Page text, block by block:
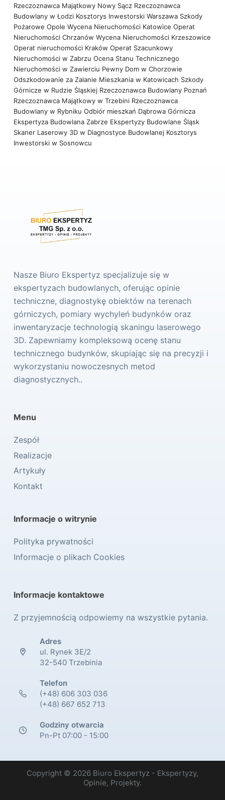
Rzeczoznawca Majątkowy Nowy Sącz Rzeczoznawca
Budowlany w Łodzi Kosztorys Inwestorski Warszawa Szkody
Pożarowe Opole Wycena Nieruchomości Katowice Operat
Nieruchomości Chrzanów Wycena Nieruchomości Krzeszowice
Operat nieruchomości Kraków Operat Szacunkowy
Nieruchomości w Zabrzu Ocena Stanu Technicznego
Nieruchomości w Zawierciu Pewny Dom w Chorzowie
Odszkodowanie za Zalanie Mieszkania w Katowicach Szkody
Górnicze w Rudzie Śląskiej Rzeczoznawca Budowlany Poznań
Rzeczoznawca Majątkowy w Trzebini Rzeczoznawca
Budowlany w Rybniku Odbiór mieszkań Dąbrowa Górnicza
Ekspertyza Budowlana Zabrze Ekspertyzy Budowlane Śląsk
Skaner Laserowy 3D w Diagnostyce Budowlanej Kosztorys
Inwestorski w Sosnowcu
Nasze Biuro Ekspertyz specjalizuje się w
ekspertyzach budowlanych, oferując opinie
techniczne, diagnostykę obiektów na terenach
górniczych, pomiary wychyleń budynków oraz
inwentaryzacje technologią skaningu laserowego
3D. Zapewniamy kompleksową ocenę stanu
technicznego budynków, skupiając się na precyzji i
wykorzystaniu nowoczesnych metod
diagnostycznych..
Menu
Zespół
Realizacje
Artykuły
Kontakt
Informacje o witrynie
Polityka prywatności
Informacje o plikach Cookies
Informacje kontaktowe
Z przyjemnością odpowiemy na wszystkie pytania.
Adres
ul. Rynek 3E/2
32-540 Trzebinia
Telefon
(+48) 606 303 036
(+48) 667 652 713
Godziny otwarcia
Pn-Pt 07:00 - 15:00
Copyright © 2026 Biuro Ekspertyz - Ekspertyzy,
Opinie, Projekty.